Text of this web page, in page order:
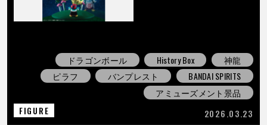
ドラゴンボール History Box
神龍
ピラフ
バンプレスト
BANDAI SPIRITS
アミューズメント景品
FIGURE
2026.03.23